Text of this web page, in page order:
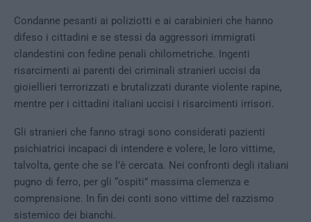
Condanne pesanti ai poliziotti e ai carabinieri che hanno
difeso i cittadini e se stessi da aggressori immigrati
clandestini con fedine penali chilometriche. Ingenti
risarcimenti ai parenti dei criminali stranieri uccisi da
gioiellieri terrorizzati e brutalizzati durante violente rapine,
mentre per i cittadini italiani uccisi i risarcimenti irrisori.
Gli stranieri che fanno stragi sono considerati pazienti
psichiatrici incapaci di intendere e volere, le loro vittime,
talvolta, gente che se l’è cercata. Nei confronti degli italiani
pugno di ferro, per gli “ospiti” massima clemenza e
comprensione. In fin dei conti sono vittime del razzismo
sistemico dei bianchi.